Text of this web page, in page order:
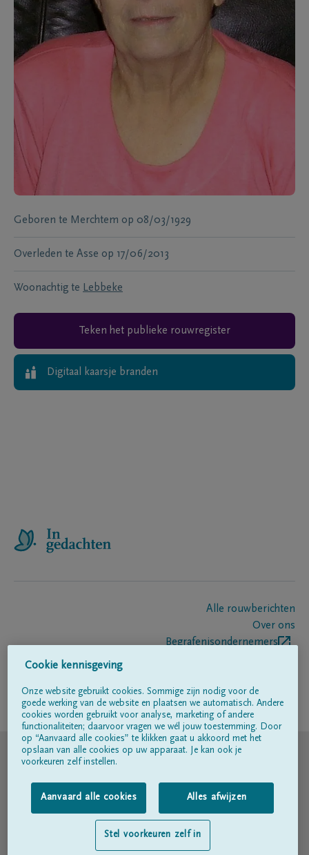
Geboren te Merchtem op 08/03/1929
Overleden te Asse op 17/06/2013
Woonachtig te Lebbeke
Teken het publieke rouwregister
Digitaal kaarsje branden
Alle rouwberichten
Over ons
Begrafenisondernemers
Volg ons op
© DELA
Gebruiksvoorwaarden
Privacyverklaring
Toegankelijkheidsverklaring
Cookie kennisgeving
Onze website gebruikt cookies. Sommige zijn nodig voor de
goede werking van de website en plaatsen we automatisch. Andere
cookies worden gebruikt voor analyse, marketing of andere
functionaliteiten; daarvoor vragen we wél jouw toestemming. Door
op “Aanvaard alle cookies” te klikken gaat u akkoord met het
opslaan van alle cookies op uw apparaat. Je kan ook je
voorkeuren zelf instellen.
Aanvaard alle cookies Alles afwijzen
Stel voorkeuren zelf in